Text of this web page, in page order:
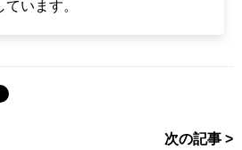
います。
次の記事 >